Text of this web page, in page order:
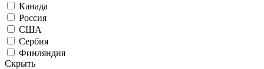
Канада
Россия
США
Сербия
Финляндия
Скрыть